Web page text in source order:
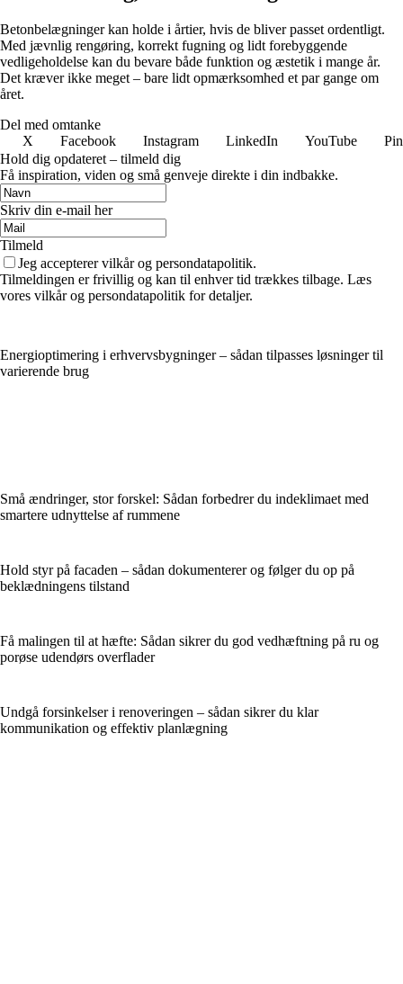
Betonbelægninger kan holde i årtier, hvis de bliver passet ordentligt.
Med jævnlig rengøring, korrekt fugning og lidt forebyggende
vedligeholdelse kan du bevare både funktion og æstetik i mange år.
Det kræver ikke meget – bare lidt opmærksomhed et par gange om
året.
Del med omtanke
X
Facebook Instagram LinkedIn YouTube
Hold dig opdateret – tilmeld dig
Få inspiration, viden og små genveje direkte i din indbakke.
Skriv din e-mail her
Tilmeld
Jeg accepterer vilkår og persondatapolitik.
Tilmeldingen er frivillig og kan til enhver tid trækkes tilbage. Læs
vores vilkår og persondatapolitik for detaljer.
Energioptimering i erhvervsbygninger – sådan tilpasses løsninger til
varierende brug
Små ændringer, stor forskel: Sådan forbedrer du indeklimaet med
smartere udnyttelse af rummene
Hold styr på facaden – sådan dokumenterer og følger du op på
beklædningens tilstand
Få malingen til at hæfte: Sådan sikrer du god vedhæftning på ru og
porøse udendørs overflader
Undgå forsinkelser i renoveringen – sådan sikrer du klar
kommunikation og effektiv planlægning